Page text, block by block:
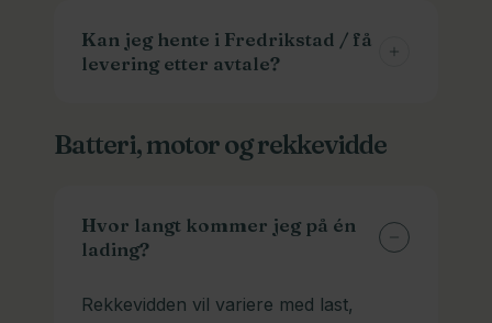
en av delene. Mange har plass til alt
sammen. Trehjuls lastesykler har aller
dyner og puter. Se “Tilbehør» på
en anbefaling. Vi koser oss med å
hjelpe deg.
Kan jeg hente i Fredrikstad / få
levering etter avtale?
sykkelen sin hos oss selv. De står
om du ønsker det. Ta kontakt, så
Batteri, motor og rekkevidde
Hvor langt kommer jeg på én
lading?
Rekkevidden vil variere med last,